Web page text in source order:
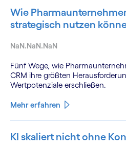
Wie
strategisch nutzen
NaN.NaN.NaN
Fünf Wege, wie
CRM ihre größten
Wertpotenziale erschließen.
Mehr erfahren
KI skaliert nicht ohne